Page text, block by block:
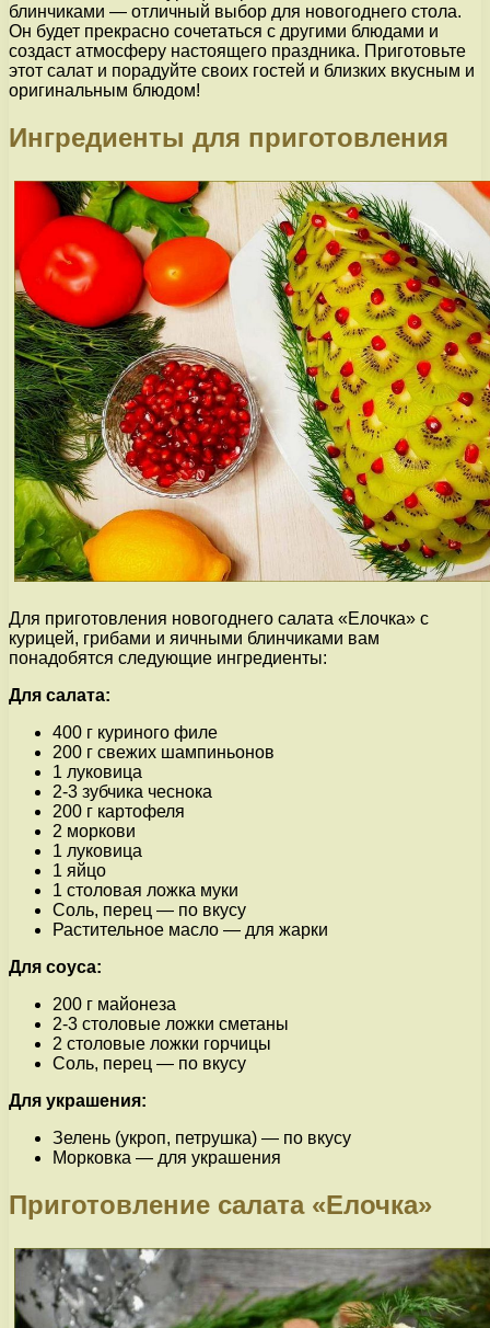
блинчиками — отличный выбор для новогоднего стола.
Он будет прекрасно сочетаться с другими блюдами и
создаст атмосферу настоящего праздника. Приготовьте
этот салат и порадуйте своих гостей и близких вкусным и
оригинальным блюдом!
Ингредиенты для приготовления
Для приготовления новогоднего салата «Елочка» с
курицей, грибами и яичными блинчиками вам
понадобятся следующие ингредиенты:
Для салата:
400 г куриного филе
200 г свежих шампиньонов
1 луковица
2-3 зубчика чеснока
200 г картофеля
2 моркови
1 луковица
1 яйцо
1 столовая ложка муки
Соль, перец — по вкусу
Растительное масло — для жарки
Для соуса:
200 г майонеза
2-3 столовые ложки сметаны
2 столовые ложки горчицы
Соль, перец — по вкусу
Для украшения:
Зелень (укроп, петрушка) — по вкусу
Морковка — для украшения
Приготовление салата «Елочка»